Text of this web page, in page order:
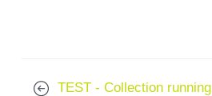
TEST - Collection running